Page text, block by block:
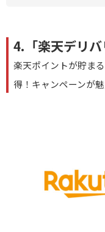
4.「楽天デリバ
楽天ポイントが貯ま
得！キャンペーンが魅